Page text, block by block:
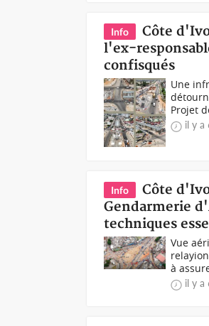
Info
Côte
l'ex-
confisqués
Une
Projet
il y a
Info
Côte
Gendarmerie
techniques
Vue
à
il y a